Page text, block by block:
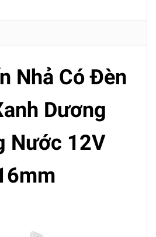
Nhả Có Đèn
Dương
Nước 12V